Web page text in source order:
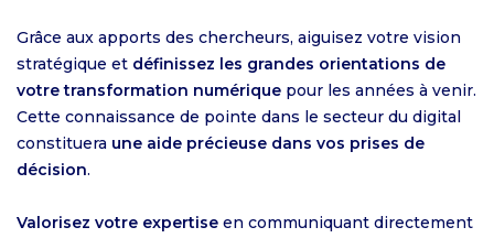
Grâce aux apports des chercheurs, aiguisez votre vision
stratégique et définissez les grandes orientations de
votre transformation numérique pour les années à venir.
Cette connaissance de pointe dans le secteur du digital
constituera une aide précieuse dans vos prises de
décision.
Valorisez votre expertise en communiquant directement